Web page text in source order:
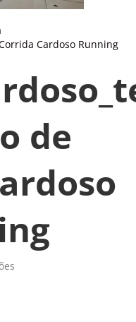
Cardoso Running
de